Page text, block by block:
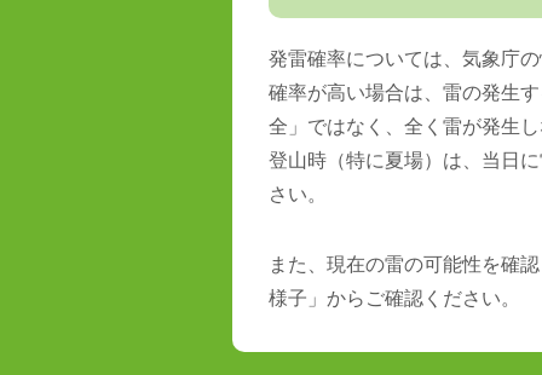
発雷確率については、気象庁
確率が高い場合は、雷の発生
全」ではなく、全く雷が発生
登山時（特に夏場）は、当日
さい。
また、現在の雷の可能性を確
様子」からご確認ください。